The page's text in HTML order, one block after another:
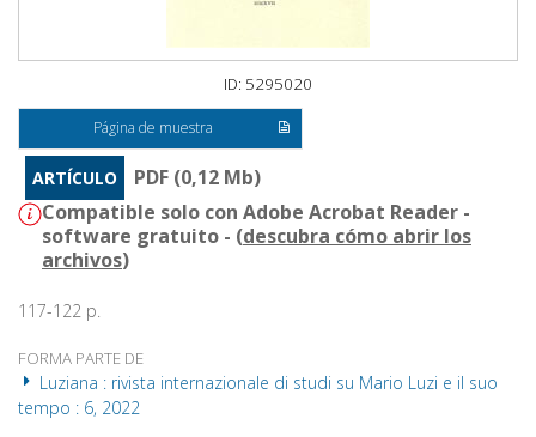
ID: 5295020
Página de muestra
ARTÍCULO
PDF (0,12 Mb)
Compatible solo con Adobe Acrobat Reader -
software gratuito - (descubra cómo abrir los
archivos)
117-122 p.
FORMA PARTE DE
Luziana : rivista internazionale di studi su Mario Luzi e il suo
tempo : 6, 2022